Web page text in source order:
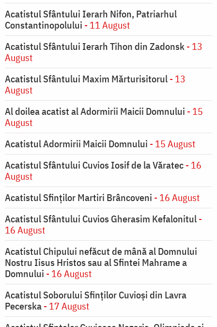
Acatistul Sfântului Ierarh Nifon, Patriarhul
Constantinopolului - 11 August
Acatistul Sfântului Ierarh Tihon din Zadonsk- 13
August
Acatistul Sfântului Maxim Mărturisitorul- 13
August
Al doilea acatist al Adormirii Maicii Domnului - 15
August
Acatistul Adormirii Maicii Domnului - 15 August
Acatistul Sfântului Cuvios Iosif de la Văratec- 16
August
Acatistul Sfinților Martiri Brâncoveni - 16 August
Acatistul Sfântului Cuvios Gherasim Kefalonitul-
16 August
Acatistul Chipului nefăcut de mână al Domnului
Nostru Iisus Hristos sau al Sfintei Mahrame a
Domnului - 16 August
Acatistul Soborului Sfinților Cuvioși din Lavra
Pecerska- 17 August